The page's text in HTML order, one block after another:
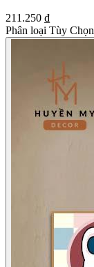
211.250 ₫
Phân loại Tùy Chọn